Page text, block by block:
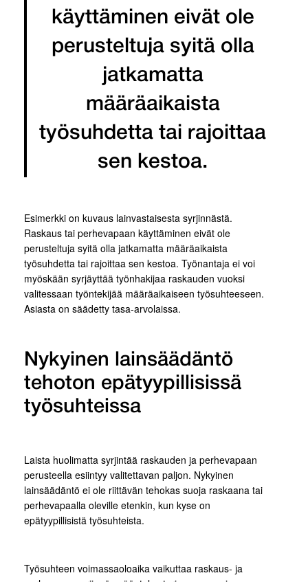
käyttäminen eivät ole
perusteltuja syitä olla
jatkamatta
määräaikaista
työsuhdetta tai rajoittaa
sen kestoa.
Esimerkki on kuvaus lainvastaisesta syrjinnästä.
Raskaus tai perhevapaan käyttäminen eivät ole
perusteltuja syitä olla jatkamatta määräaikaista
työsuhdetta tai rajoittaa sen kestoa. Työnantaja ei voi
myöskään syrjäyttää työnhakijaa raskauden vuoksi
valitessaan työntekijää määräaikaiseen työsuhteeseen.
Asiasta on säädetty tasa-arvolaissa.
Nykyinen lainsäädäntö
tehoton epätyypillisissä
työsuhteissa
Laista huolimatta syrjintää raskauden ja perhevapaan
perusteella esiintyy valitettavan paljon. Nykyinen
lainsäädäntö ei ole riittävän tehokas suoja raskaana tai
perhevapaalla oleville etenkin, kun kyse on
epätyypillisistä työsuhteista.
Työsuhteen voimassaoloaika vaikuttaa raskaus- ja